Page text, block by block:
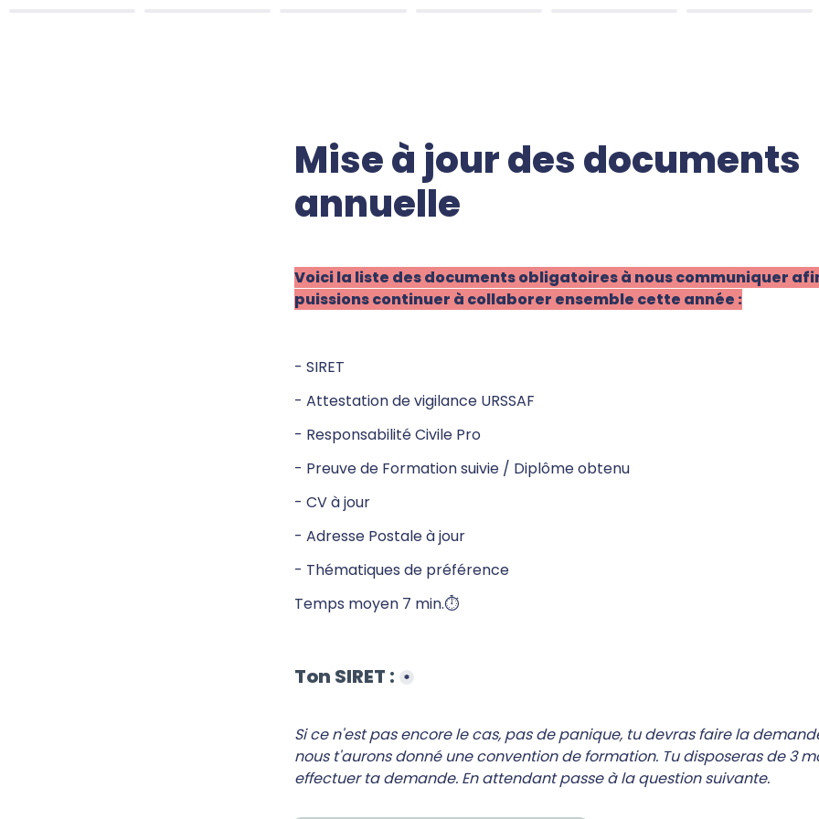
Mise à jour des documents
annuelle
Voici la liste des documents obligatoires à nous communiquer
puissions continuer à collaborer ensemble cette année :
- SIRET
- Attestation de vigilance URSSAF
- Responsabilité Civile Pro
- Preuve de Formation suivie / Diplôme obtenu
- CV à jour
- Adresse Postale à jour
- Thématiques de préférence
Temps moyen 7 min.⏱️
Ton SIRET : *
Si ce n'est pas encore le cas, pas de panique, tu devras faire la
nous t'aurons donné une convention de formation. Tu disposeras de 3
effectuer ta demande. En attendant passe à la question suivante.